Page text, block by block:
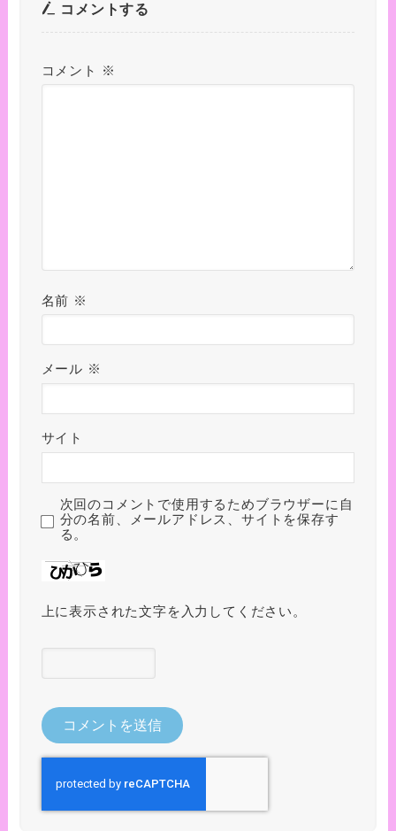
コメントする
コメント ※
名前 ※
メール ※
サイト
次回のコメントで使用するためブラウザーに自
分の名前、メールアドレス、サイトを保存す
る。
上に表示された文字を入力してください。